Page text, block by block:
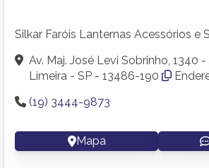
Silkar Faróis Lanternas Acessórios e
Av. Maj. José Levi Sobrinho, 1340
Limeira - SP - 13486-190
(19) 3444-9873
Mapa